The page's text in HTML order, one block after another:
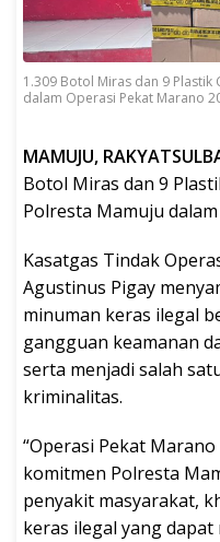
1.309 Botol Miras dan 9 Plastik
dalam Operasi Pekat Marano
MAMUJU,
Botol Miras dan 9
Polresta Mamuju
Kasatgas Tindak
Agustinus Pigay
minuman keras ilegal
gangguan keamanan
serta menjadi salah
kriminalitas.
“Operasi Pekat
komitmen Polresta
penyakit masyarakat,
keras ilegal yang dapat